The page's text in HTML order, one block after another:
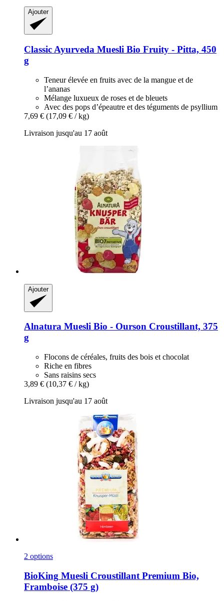
Ajouter
Classic Ayurveda Muesli Bio Fruity -​ Pitta, 450
g
Teneur élevée en fruits avec de la mangue et de
l’ananas
Mélange luxueux de roses et de bleuets
Avec des pops d’épeautre et des téguments de psyllium
7,69 € (17,09 € / kg)
Livraison jusqu'au 17 août
Ajouter
Alnatura Muesli Bio -​ Ourson Croustillant, 375
g
Flocons de céréales, fruits des bois et chocolat
Riche en fibres
Sans raisins secs
3,89 € (10,37 € / kg)
Livraison jusqu'au 17 août
2 options
BioKing Muesli Croustillant Premium Bio,
Framboise (375 g)